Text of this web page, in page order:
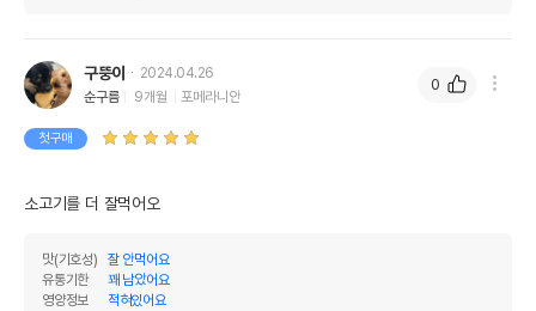
구뚱이
2024.04.26
순구름
9개월 포메라니안
첫구매
소고기를 더 잘먹어오
맛(기호성)
잘 안먹어요
유통기한
꽤 남았어요
영양정보
적혀있어요
0